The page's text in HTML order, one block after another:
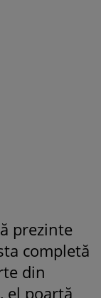
prezinte
completă
din
el poartă